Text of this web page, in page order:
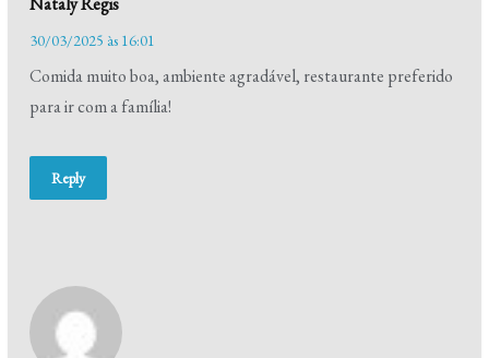
30/03/2025 às 16:01
Comida muito boa, ambiente agradável, restaurante preferido
para ir com a família!
Reply